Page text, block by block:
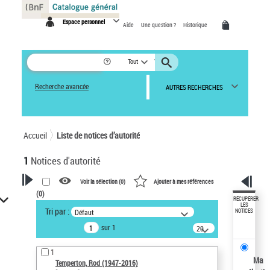
Espace personnel Aide Une question ? Historique
Tout
Recherche avancée AUTRES RECHERCHES
Accueil Liste de notices d’autorité
1 Notices d'autorité
VOTRE RECHERCHE
Recherche avancée dans les
notices d’autorité
Œuvres liées à l'auteur :
Temperton, Rod (1947-2016)
Voir la sélection (0) Ajouter à mes références
(0)
Tri par : Défaut
sur 1
20
résultats/page
1
Temperton, Rod (1947-2016)
RÉCUPÉRER
LES
NOTICES
Ma
Panneau de gestion des cookies